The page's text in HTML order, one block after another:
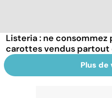
Listeria : ne
carottes vendus partout
Plus de